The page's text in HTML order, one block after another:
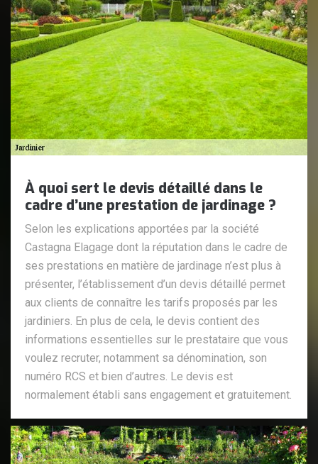
À quoi sert le devis détaillé dans le
cadre d’une prestation de jardinage ?
Selon les explications apportées par la société
Castagna Elagage dont la réputation dans le cadre de
ses prestations en matière de jardinage n’est plus à
présenter, l’établissement d’un devis détaillé permet
aux clients de connaître les tarifs proposés par les
jardiniers. En plus de cela, le devis contient des
informations essentielles sur le prestataire que vous
voulez recruter, notamment sa dénomination, son
numéro RCS et bien d’autres. Le devis est
normalement établi sans engagement et gratuitement.